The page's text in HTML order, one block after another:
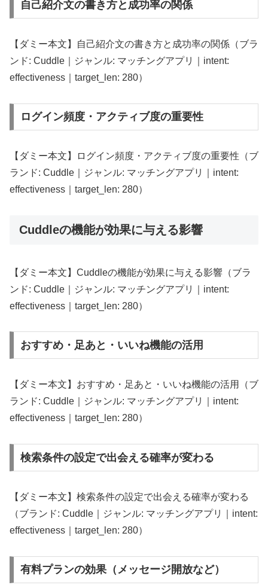
自己紹介文の書き方と成功率の関係
【ダミー本文】自己紹介文の書き方と成功率の関係（ブラ
ンド: Cuddle｜ジャンル: マッチングアプリ｜intent:
effectiveness｜target_len: 280）
ログイン頻度・アクティブ度の重要性
【ダミー本文】ログイン頻度・アクティブ度の重要性（ブ
ランド: Cuddle｜ジャンル: マッチングアプリ｜intent:
effectiveness｜target_len: 280）
Cuddleの機能が効果に与える影響
【ダミー本文】Cuddleの機能が効果に与える影響（ブラ
ンド: Cuddle｜ジャンル: マッチングアプリ｜intent:
effectiveness｜target_len: 280）
おすすめ・足あと・いいね機能の活用
【ダミー本文】おすすめ・足あと・いいね機能の活用（ブ
ランド: Cuddle｜ジャンル: マッチングアプリ｜intent:
effectiveness｜target_len: 280）
検索条件の設定で出会える確率が変わる
【ダミー本文】検索条件の設定で出会える確率が変わる
（ブランド: Cuddle｜ジャンル: マッチングアプリ｜intent:
effectiveness｜target_len: 280）
有料プランの効果（メッセージ開放など）